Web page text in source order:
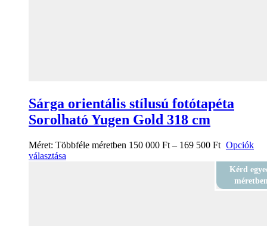
Sárga orientális stílusú fotótapéta
Sorolható Yugen Gold 318 cm
Méret: Többféle méretben 150 000 Ft – 169 500 Ft Opciók
választása
Kérd